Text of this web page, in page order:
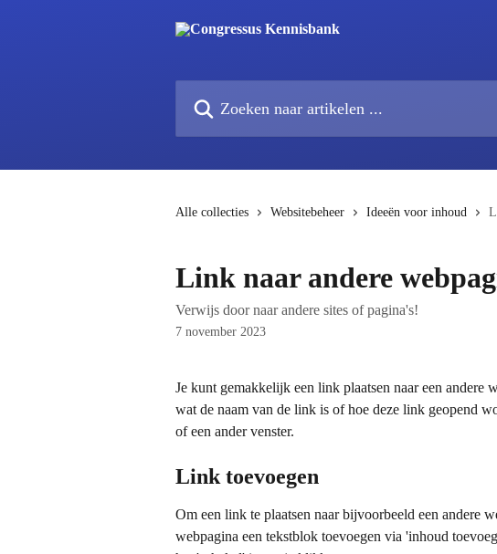
Alle collecties Websitebeheer Ideeën voor inhoud
Link naar andere
Verwijs door naar andere sites of pagina's!
7 november 2023
Je kunt gemakkelijk een link plaatsen naar een andere
wat de naam van de link is of hoe deze link geopend
of een ander venster.
Link toevoegen
Om een link te plaatsen naar bijvoorbeeld een andere
webpagina een tekstblok toevoegen via 'inhoud